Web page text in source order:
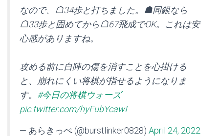
なので、☖34歩と打ちました。☗同銀なら
☖33歩と固めてから☖67飛成でOK。これは安
心感がありますね。
攻める前に自陣の傷を消すことを心掛ける
と、崩れにくい将棋が指せるようになりま
す。 #今日の将棋ウォーズ
pic.twitter.com/hyFubYcawI
— あらきっぺ (@burstlinker0828) April 24, 2022